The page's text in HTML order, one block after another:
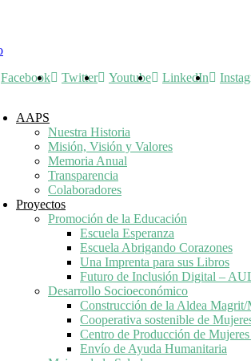
Facebook Twitter Youtube LinkedIn
AAPS
Nuestra Historia
Misión, Visión y Valores
Memoria Anual
Transparencia
Colaboradores
Proyectos
Promoción de la Educación
Escuela Esperanza
Escuela Abrigando Corazones
Una Imprenta para sus Libros
Futuro de Inclusión Digital –
Desarrollo Socioeconómico
Construcción de la Aldea Magrit/
Cooperativa sostenible de
Centro de Producción de Mujeres
Envío de Ayuda Humanitaria